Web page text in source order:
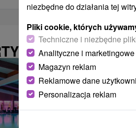
MOGĄ
niezbędne do działania tej
Pliki cookie, których
Techniczne i niezbędne
Analityczne i
Magazyn reklam
Reklamowe dane
Personalizacja reklam